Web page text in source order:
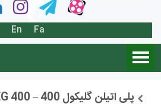
Fa
En
پلی اتیلن گلیکول 400 – PEG 400